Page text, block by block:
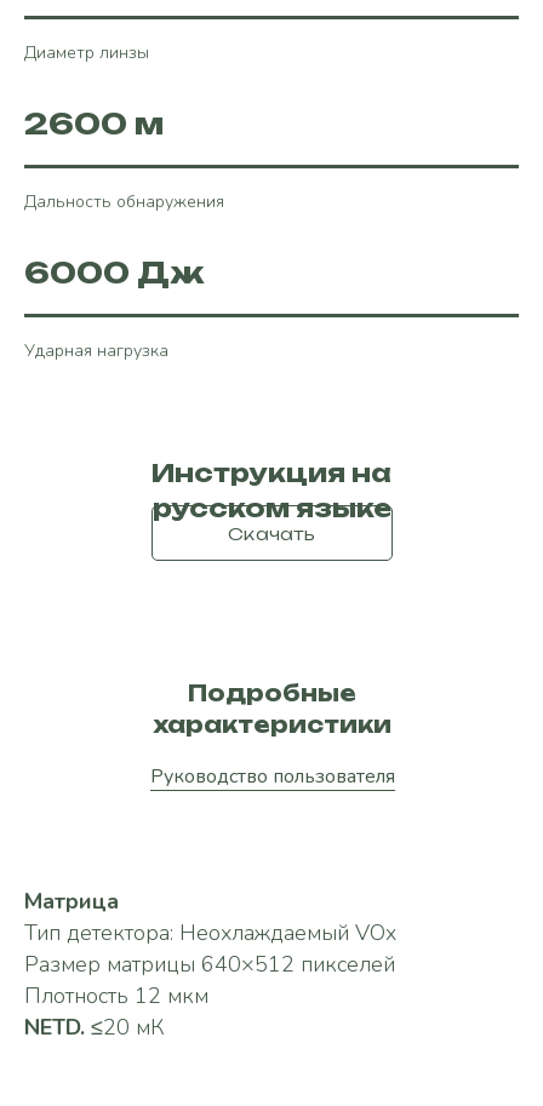
Диаметр линзы
2600 м
Дальность обнаружения
6000 Дж
Ударная нагрузка
Скачать
Инструкция на
русском языке
Подробные
характеристики
Руководство пользователя
Матрица
Тип детектора: Неохлаждаемый VOx
Размер матрицы 640×512 пикселей
Плотность 12 мкм
NETD. ≤20 мК